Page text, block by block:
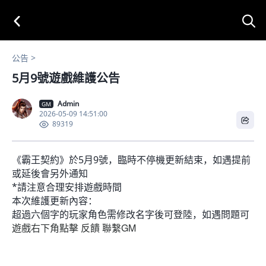
公告
5月9號遊戲維護公告
GM
Admin
2026-05-09 14:51:00
89319
《霸王契約》於5月9號，臨時不停機更新結束，如遇提前
或延後會另外通知
*請注意合理安排遊戲時間
本次維護更新內容：
超過六個字的玩家角色需修改名字後可登陸，如遇問題可
遊戲右下角點擊 反饋 聯繫GM